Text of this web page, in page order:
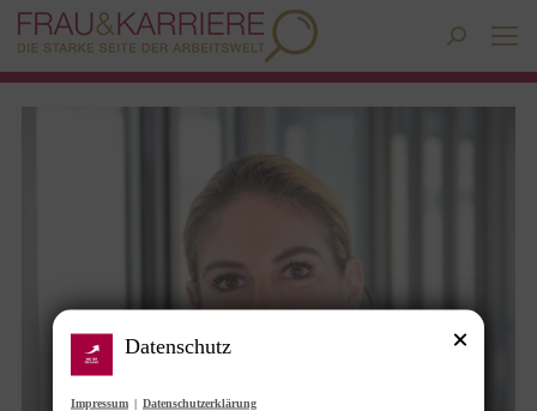
Search:
Datenschutz
Impressum | Datenschutzerklärung